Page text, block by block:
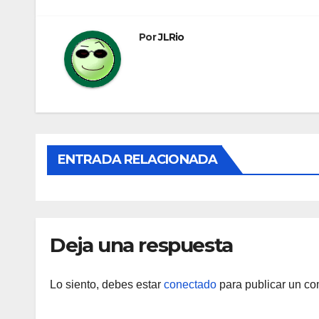
entradas
PorJLRio
ENTRADA RELACIONADA
Deja una respuesta
Lo siento, debes estar conectado para publicar un